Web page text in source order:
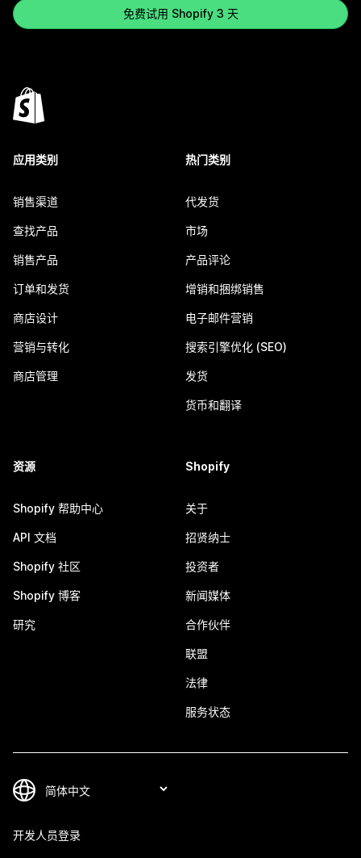
免费试用 Shopify 3 天
应用类别
销售渠道
查找产品
销售产品
订单和发货
商店设计
营销与转化
商店管理
热门类别
代发货
市场
产品评论
增销和捆绑销售
电子邮件营销
搜索引擎优化 (SEO)
发货
货币和翻译
资源
Shopify 帮助中心
API 文档
Shopify 社区
Shopify 博客
研究
Shopify
关于
招贤纳士
投资者
新闻媒体
合作伙伴
联盟
法律
服务状态
开发人员登录